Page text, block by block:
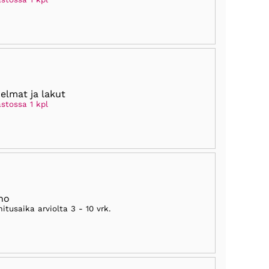
ja lakut
1 kpl
arviolta 3 - 10 vrk.